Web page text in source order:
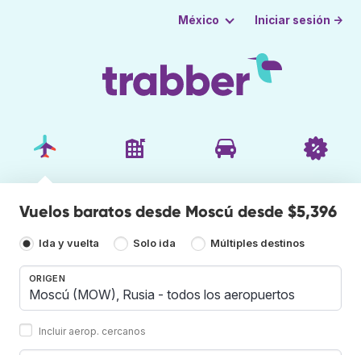
México Iniciar sesión →
Vuelos baratos desde Moscú desde $5,396
Ida y vuelta Solo ida Múltiples destinos
ORIGEN
Incluir aerop. cercanos